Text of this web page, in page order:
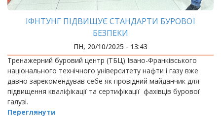
ІФНТУНГ ПІДВИЩУЄ СТАНДАРТИ БУРОВОЇ
БЕЗПЕКИ
ПН, 20/10/2025 - 13:43
Тренажерний буровий центр (ТБЦ) Івано-Франківського
національного технічного університету нафти і газу вже
давно зарекомендував себе як провідний майданчик для
підвищення кваліфікації та сертифікації фахівців бурової
галузі.
Переглянути